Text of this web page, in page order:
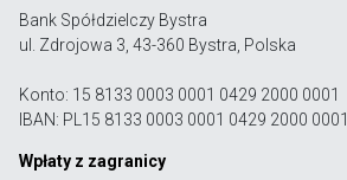
Bank Spółdzielczy Bystra
ul. Zdrojowa 3, 43-360 Bystra, Polska
Konto: 15 8133 0003 0001 0429 2000 0001
IBAN: PL15 8133 0003 0001 0429 2000 0001
Wpłaty z zagranicy